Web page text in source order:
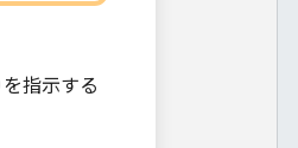
指示する